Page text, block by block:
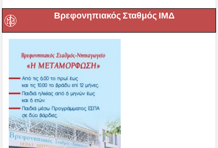
Βρεφονηπιακός Σταθμός ΙΜΔ